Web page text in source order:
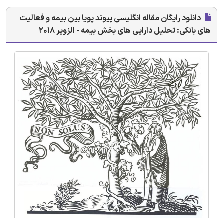
دانلود رایگان مقاله انگلیسی پیوند پویا بین بیمه و فعالیت
های بانکی: تحلیل دارایی های بخش بیمه - الزویر 2018